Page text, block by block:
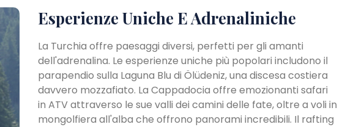
Esperienze Uniche E Adrenaliniche
La Turchia offre paesaggi diversi, perfetti per gli amanti
dell'adrenalina. Le esperienze uniche più popolari includono il
parapendio sulla Laguna Blu di Ölüdeniz, una discesa costiera
davvero mozzafiato. La Cappadocia offre emozionanti safari
in ATV attraverso le sue valli dei camini delle fate, oltre a voli in
mongolfiera all'alba che offrono panorami incredibili. Il rafting